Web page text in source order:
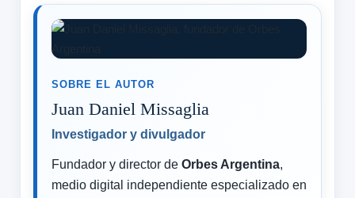
SOBRE EL AUTOR
Juan Daniel Missaglia
Investigador y divulgador
Fundador y director de Orbes Argentina,
medio digital independiente especializado en